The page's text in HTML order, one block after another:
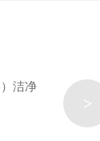
洁净
>